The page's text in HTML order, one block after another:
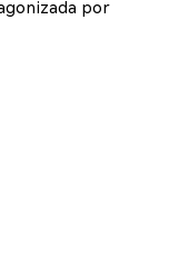
por